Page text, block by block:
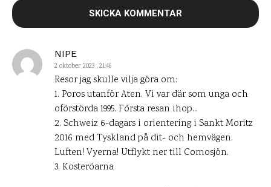
NIPE
2 oktober 2023 , 21:46
Resor jag skulle vilja göra om:
1. Poros utanför Aten. Vi var där som unga och
oförstörda 1995. Första resan ihop…
2. Schweiz 6-dagars i orientering i Sankt Moritz
2016 med Tyskland på dit- och hemvägen.
Luften! Vyerna! Utflykt ner till Comosjön.
3. Kosteröarna